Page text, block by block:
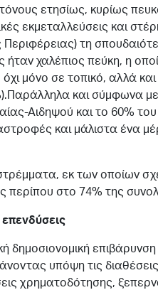
ετησίως, κυρίως
εκμεταλλεύσεις και
Περιφέρειας) τη
ήταν χαλέπιος πεύκη, η
μόνο σε τοπικό, αλλά
και σύμφωνα
Αιδηψού και το 60%
και μάλιστα ένα
εκ των οποίων
περίπου στο 74% της
δημοσιονομική
υπόψη τις
χρηματοδότησης,